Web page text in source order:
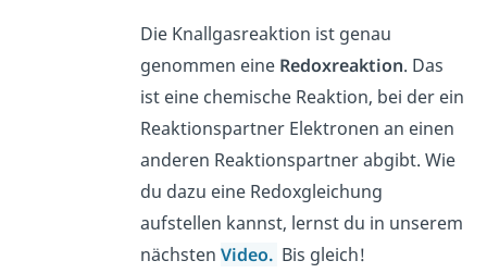
Die Knallgasreaktion ist genau
genommen eine Redoxreaktion. Das
ist eine chemische Reaktion, bei der ein
Reaktionspartner Elektronen an einen
anderen Reaktionspartner abgibt. Wie
du dazu eine Redoxgleichung
aufstellen kannst, lernst du in unserem
nächstenVideo. Bis gleich!